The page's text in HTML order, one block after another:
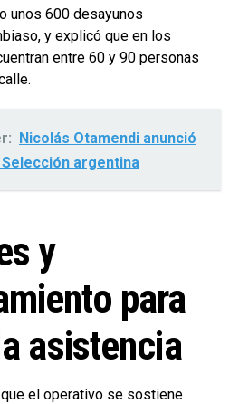
unos 600 desayunos
y explicó que en los
entre 60 y 90 personas
Nicolás Otamendi anunció
argentina
y
para
asistencia
el operativo se sostiene